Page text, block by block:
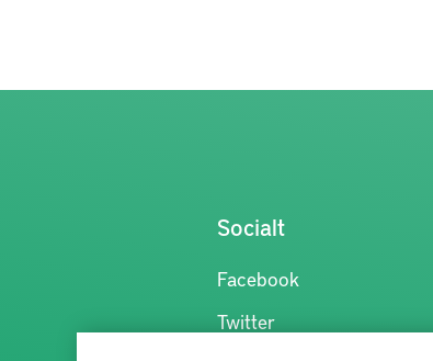
Socialt
Facebook
Twitter